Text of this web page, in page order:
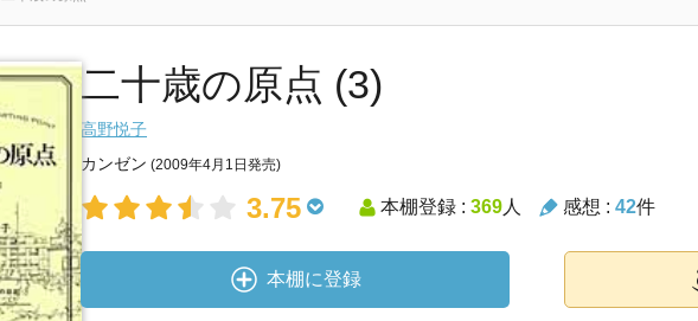
二十歳の原点 (3)
高野悦子
カンゼン (2009年4月1日発売)
3.75 本棚登録 : 369人 感想 : 42件
本棚に登録